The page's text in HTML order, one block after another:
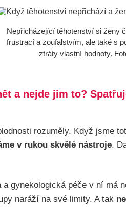
Nepřicházející těhotenství si ženy
frustrací a zoufalstvím, ale také s
ztráty vlastní hodnoty.
a nejde jim to?
rozuměly. Když jsme
v rukou skvělé nástroje.
gynekologická péče v ní
naráží na své limity. A tak